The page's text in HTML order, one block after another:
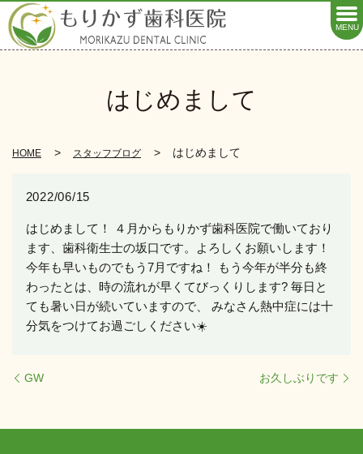
MENU
はじめまして
HOME スタッフブログ はじめまして
2022/06/15
はじめまして！ ４月からもりかず歯科医院で働いており
ます、歯科衛生士の坂口です。よろしくお願いします！
今年も早いものでもう7月ですね！ もう今年が半分も終
わったとは、時の流れが早くてびっくりします? 毎日と
ても暑い日が続いていますので、 みなさん熱中症には十
分気をつけてお過ごしください☀️
GW お久しぶりです